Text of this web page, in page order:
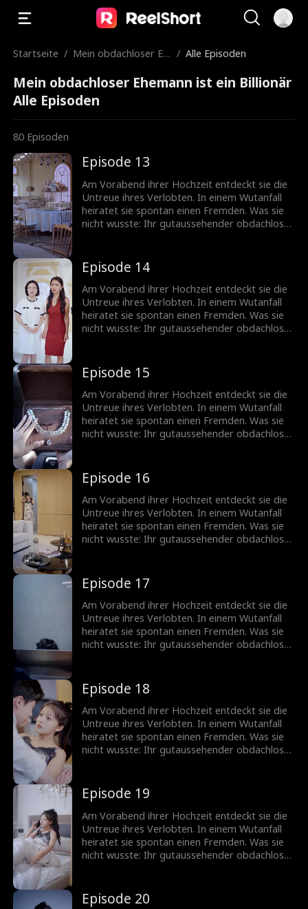
Startseite / Mein obdachloser Eh
r
/ Alle Episoden
Mein obdachloser Ehemann ist ein Billionär
Alle Episoden
80 Episoden
Episode 13
Am Vorabend ihrer Hochzeit entdeckt sie die
Untreue ihres Verlobten. In einem Wutanfall
heiratet sie spontan einen Fremden. Was sie
nicht wusste: Ihr gutaussehender obdachloser
Episode 14
Am Vorabend ihrer Hochzeit entdeckt sie die
Untreue ihres Verlobten. In einem Wutanfall
heiratet sie spontan einen Fremden. Was sie
nicht wusste: Ihr gutaussehender obdachloser
Episode 15
Am Vorabend ihrer Hochzeit entdeckt sie die
Untreue ihres Verlobten. In einem Wutanfall
heiratet sie spontan einen Fremden. Was sie
nicht wusste: Ihr gutaussehender obdachloser
Episode 16
Am Vorabend ihrer Hochzeit entdeckt sie die
Untreue ihres Verlobten. In einem Wutanfall
heiratet sie spontan einen Fremden. Was sie
nicht wusste: Ihr gutaussehender obdachloser
Episode 17
Am Vorabend ihrer Hochzeit entdeckt sie die
Untreue ihres Verlobten. In einem Wutanfall
heiratet sie spontan einen Fremden. Was sie
nicht wusste: Ihr gutaussehender obdachloser
Episode 18
Am Vorabend ihrer Hochzeit entdeckt sie die
Untreue ihres Verlobten. In einem Wutanfall
heiratet sie spontan einen Fremden. Was sie
nicht wusste: Ihr gutaussehender obdachloser
Episode 19
Am Vorabend ihrer Hochzeit entdeckt sie die
Untreue ihres Verlobten. In einem Wutanfall
heiratet sie spontan einen Fremden. Was sie
nicht wusste: Ihr gutaussehender obdachloser
Episode 20